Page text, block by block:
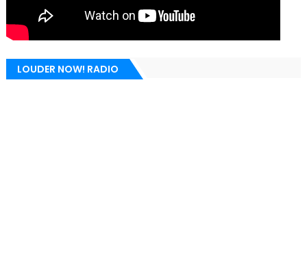
LOUDER NOW! RADIO